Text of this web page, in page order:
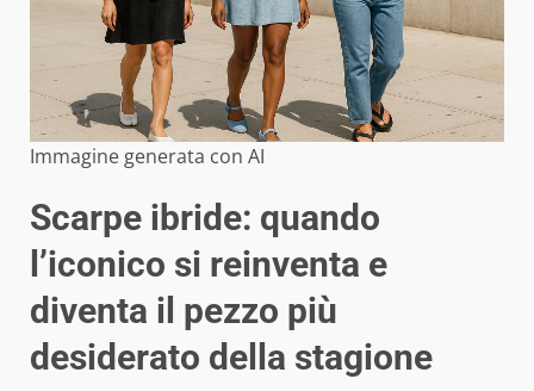
Immagine generata con AI
Scarpe ibride: quando
l’iconico si reinventa e
diventa il pezzo più
desiderato della stagione